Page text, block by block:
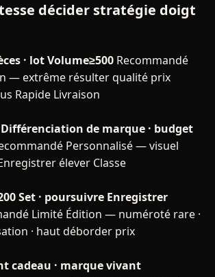
décider stratégie doigt
· lot Volume≥500 Recommandé
— extrême résulter qualité prix
Rapide Livraison
de marque · budget
Personnalisé — visuel
élever Classe
Set · poursuivre Enregistrer
Limité Édition — numéroté rare ·
· haut déborder prix
cadeau · marque vivant